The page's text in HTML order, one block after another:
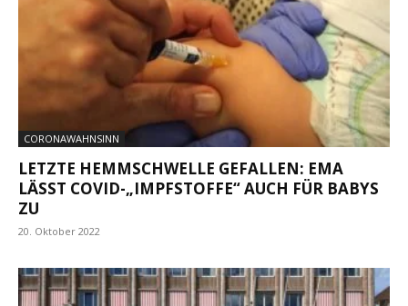
CORONAWAHNSINN
LETZTE HEMMSCHWELLE GEFALLEN: EMA
LÄSST COVID-„IMPFSTOFFE“ AUCH FÜR BABYS
ZU
20. Oktober 2022